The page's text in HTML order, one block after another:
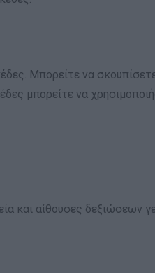
Μπορείτε να
μπορείτε να
και αίθουσες δεξιώσεων